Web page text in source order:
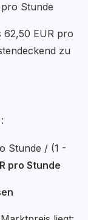
Stunde
62,50 EUR pro
zu
Stunde / (1 -
pro Stunde